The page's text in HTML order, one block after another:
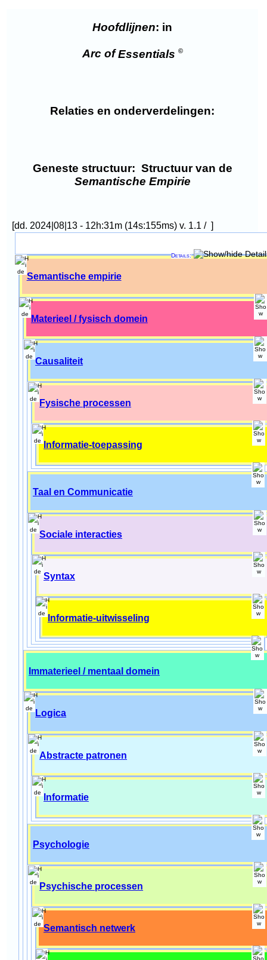
Hoofdlijnen: in
Arc of Essentials ©
Relaties en onderverdelingen:
Geneste structuur: Structuur van de
Semantische Empirie
[dd. 2024|08|13 - 12h:31m (14s:155ms) v. 1.1 / ]
Details:
Semantische empirie
Materieel / fysisch domein
Causaliteit
Fysische processen
Informatie-toepassing
Taal en Communicatie
Sociale interacties
Syntax
Informatie-uitwisseling
Immaterieel / mentaal domein
Logica
Abstracte patronen
Informatie
Psychologie
Psychische processen
Semantisch netwerk